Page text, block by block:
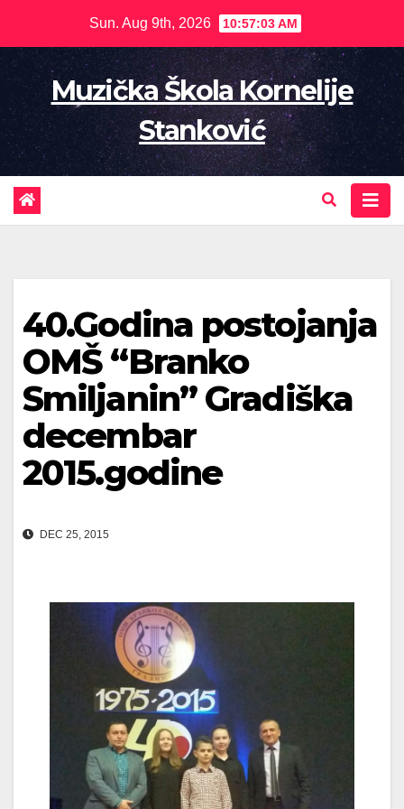
content
Sun. Aug 9th, 2026 10:57:04 AM
Muzička Škola Kornelije
Stanković
40.Godina postojanja
OMŠ “Branko
Smiljanin” Gradiška
decembar
2015.godine
DEC 25, 2015